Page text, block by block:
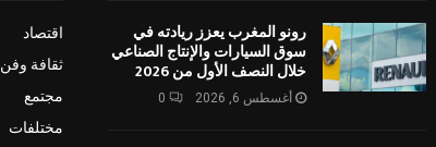
رونو المغرب يعزز ريادته في
سوق السيارات والإنتاج الصناعي
خلال النصف الأول من 2026
أغسطس 6, 2026 0
اقتصاد
ثقافة وفن
مجتمع
مختلفات